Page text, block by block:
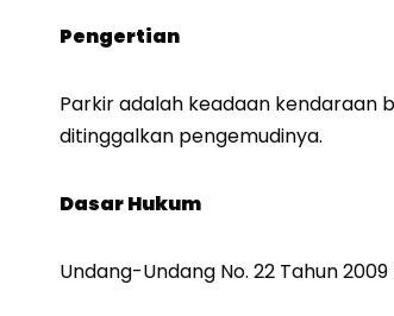
Pengertian
Parkir adalah keadaan
ditinggalkan pengemudinya.
Dasar Hukum
Undang-Undang No. 22 Tahun